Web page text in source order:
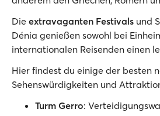
Die extravaganten Festivals und
Dénia genießen sowohl bei
internationalen Reisenden einen
Hier findest du einige der besten
Sehenswürdigkeiten und
Turm Gerro: